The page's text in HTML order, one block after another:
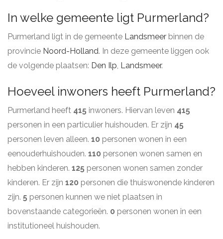
In welke gemeente ligt Purmerland?
Purmerland ligt in de gemeente Landsmeer binnen de
provincie Noord-Holland. In deze gemeente liggen ook
de volgende plaatsen: Den Ilp, Landsmeer.
Hoeveel inwoners heeft Purmerland?
Purmerland heeft 415 inwoners. Hiervan leven 415
personen in een particulier huishouden. Er zijn 45
personen leven alleen. 10 personen wonen in een
eenouderhuishouden. 110 personen wonen samen en
hebben kinderen. 125 personen wonen samen zonder
kinderen. Er zijn 120 personen die thuiswonende kinderen
zijn. 5 personen kunnen we niet plaatsen in
bovenstaande categorieën. 0 personen wonen in een
institutioneel huishouden.